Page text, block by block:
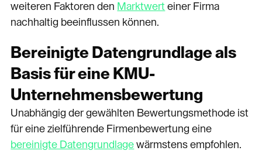
weiteren Faktoren den Marktwert einer Firma
nachhaltig beeinflussen können.
Bereinigte Datengrundlage als
Basis für eine KMU-
Unternehmensbewertung
Unabhängig der gewählten Bewertungsmethode ist
für eine zielführende Firmenbewertung eine
bereinigte Datengrundlage wärmstens empfohlen.